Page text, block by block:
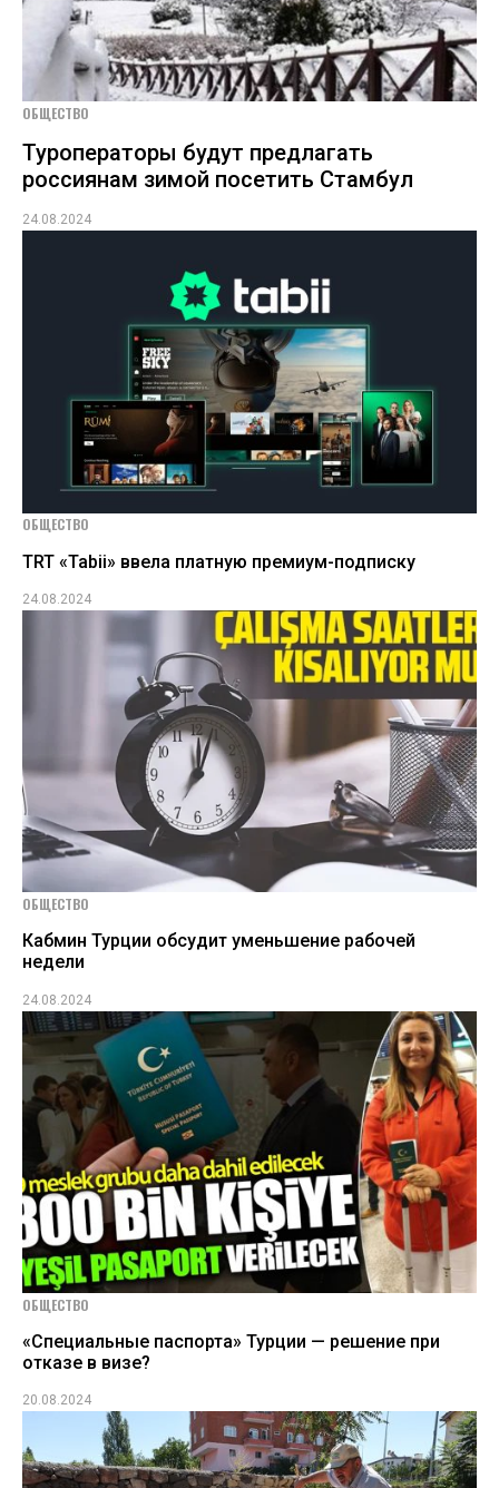
ОБЩЕСТВО
Туроператоры будут предлагать
россиянам зимой посетить Стамбул
24.08.2024
ОБЩЕСТВО
TRT «Tabii» ввела платную премиум-подписку
24.08.2024
ОБЩЕСТВО
Кабмин Турции обсудит уменьшение рабочей
недели
24.08.2024
ОБЩЕСТВО
«Специальные паспорта» Турции — решение при
отказе в визе?
20.08.2024